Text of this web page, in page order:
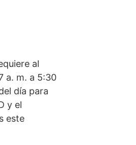
al
a. m. a 5:30
día para
y el
este